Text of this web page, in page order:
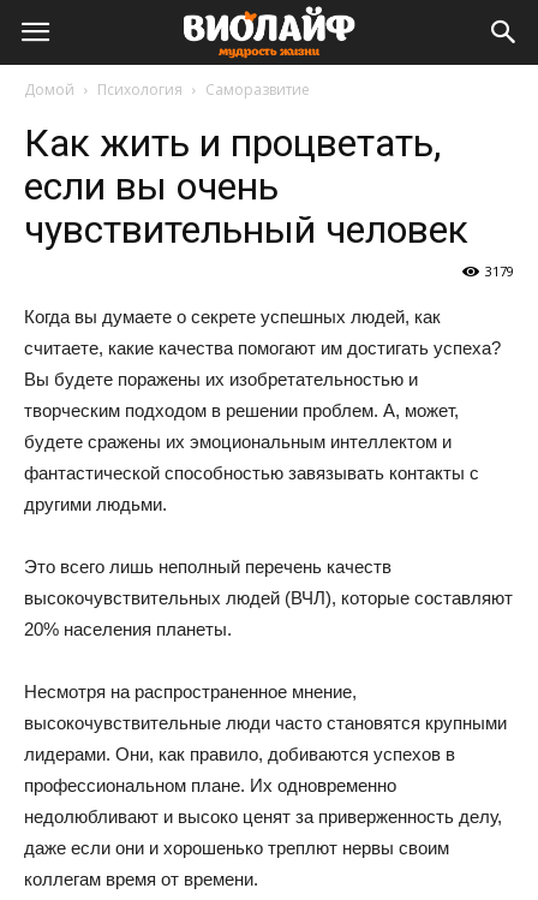
Виолайф
Домой Психология Саморазвитие
Как жить и процветать,
если вы очень
чувствительный человек
3179
Когда вы думаете о секрете успешных людей, как
считаете, какие качества помогают им достигать успеха?
Вы будете поражены их изобретательностью и
творческим подходом в решении проблем. А, может,
будете сражены их эмоциональным интеллектом и
фантастической способностью завязывать контакты с
другими людьми.
Это всего лишь неполный перечень качеств
высокочувствительных людей (ВЧЛ), которые составляют
20% населения планеты.
Несмотря на распространенное мнение,
высокочувствительные люди часто становятся крупными
лидерами. Они, как правило, добиваются успехов в
профессиональном плане. Их одновременно
недолюбливают и высоко ценят за приверженность делу,
даже если они и хорошенько треплют нервы своим
коллегам время от времени.